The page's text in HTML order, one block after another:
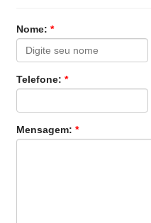
Nome:*
Telefone:*
Mensagem:*